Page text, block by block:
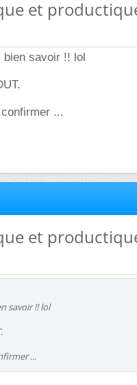
et
bien savoir !! lol
...
et
savoir !! lol
...